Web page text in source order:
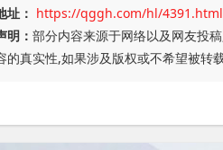
址： https://qggh.com/hl/4391.html
明： 部分内容来源于网络以及网友投
的真实性,如果涉及版权或不希望被转